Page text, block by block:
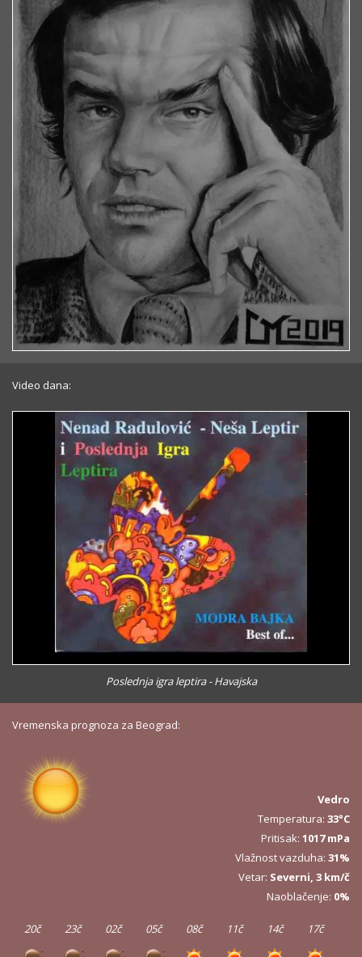
Video dana:
Poslednja igra leptira - Havajska
Vremenska prognoza za Beograd:
Vedro
Temperatura: 33°C
Pritisak: 1017 mPa
Vlažnost vazduha: 31%
Vetar: Severni, 3 km/č
Naoblačenje: 0%
20č 23č 02č 05č 08č 11č 14č 17č